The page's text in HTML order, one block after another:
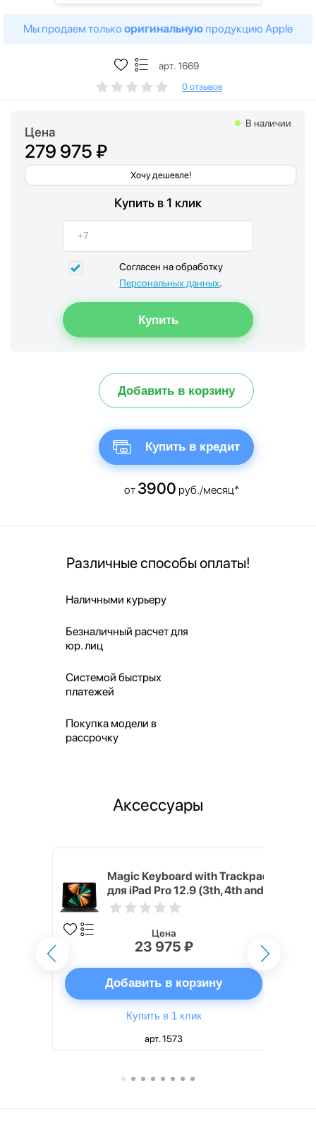
Мы продаем только оригинальную продукцию Apple
арт. 1669
0 отзывов
Цена
279 975 ₽
Хочу дешевле!
В наличии
Купить в 1 клик
Согласен на обработку
Персональных данных.
Добавить в корзину
Купить в кредит
от 3900 руб./месяц*
Различные способы оплаты!
Наличными курьеру
Безналичный расчет для
юр. лиц
Системой быстрых
платежей
Покупка модели в
рассрочку
Аксессуары
Magic Keyboard with Trackpad
для iPad Pro 12.9 (3th, 4th and
5th generation) русская,
Цена
23 975 ₽
Добавить в корзину
Купить в 1 клик
арт. 1573